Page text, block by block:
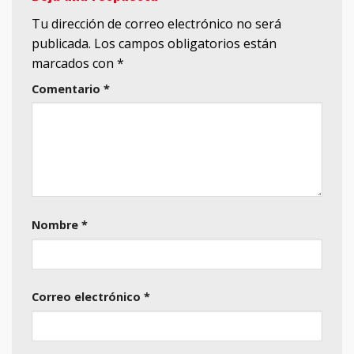
Tu dirección de correo electrónico no será
publicada. Los campos obligatorios están
marcados con *
Comentario *
Nombre *
Correo electrónico *